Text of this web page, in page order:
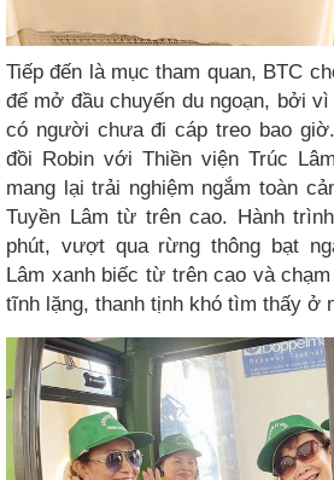
Tiếp đến là mục tham quan, BTC
để mở đầu chuyến du ngoạn, bởi vì
có người chưa đi cáp treo bao
đồi Robin với Thiền viện Trúc
mang lại trải nghiệm ngắm toàn
Tuyền Lâm từ trên cao. Hành
phút, vượt qua rừng thông bạt
Lâm xanh biếc từ trên cao và
tĩnh lặng, thanh tịnh khó tìm thấy ở